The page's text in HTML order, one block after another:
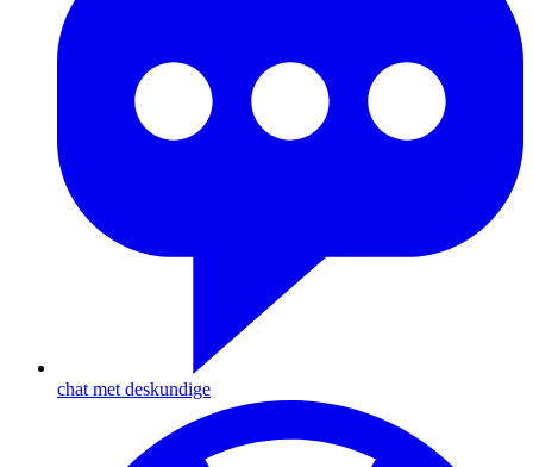
chat met deskundige